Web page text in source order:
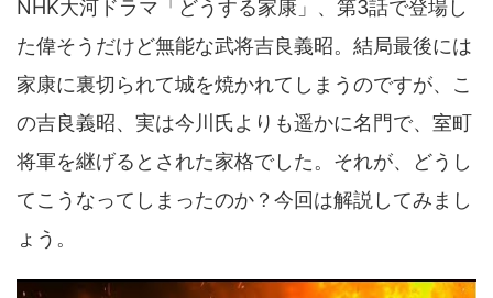
NHK大河ドラマ「どうする家康」、第3話で登場し
た偉そうだけど無能な武将吉良義昭。結局最後には
家康に裏切られて城を焼かれてしまうのですが、こ
の吉良義昭、実は今川氏よりも遥かに名門で、室町
将軍を継げるとされた家格でした。それが、どうし
てこうなってしまったのか？今回は解説してみまし
ょう。